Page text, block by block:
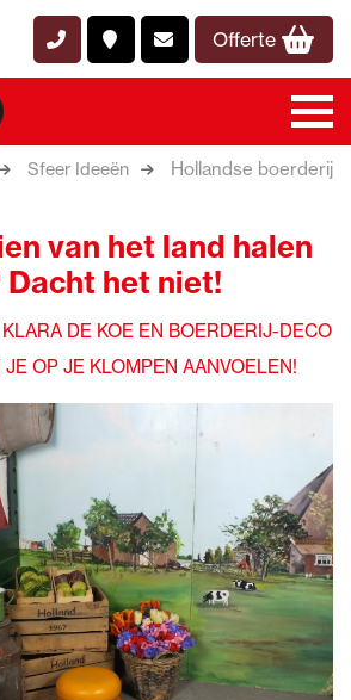
Offerte
Sfeer Ideeën Hollandse boerderij
van het land halen
Dacht het niet!
DE KOE EN BOERDERIJ-DECO
JE OP JE KLOMPEN AANVOELEN!